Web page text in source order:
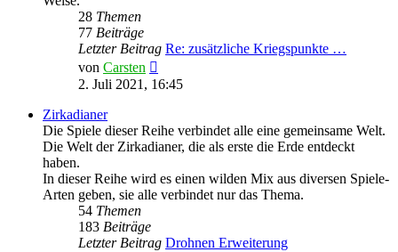
28 Themen
77 Beiträge
Letzter Beitrag Re: zusätzliche Kriegspunkte …
von Carsten
Beitrag
2. Juli 2021, 16:45
Zirkadianer
Die Spiele dieser Reihe verbindet alle eine gemeinsame Welt.
Die Welt der Zirkadianer, die als erste die Erde entdeckt
haben.
In dieser Reihe wird es einen wilden Mix aus diversen Spiele-
Arten geben, sie alle verbindet nur das Thema.
54 Themen
183 Beiträge
Letzter Beitrag Drohnen Erweiterung